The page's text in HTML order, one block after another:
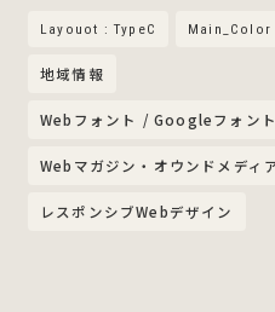
Layouot : TypeC Main_Color
地域情報
Webフォント / Googleフォント
Webマガジン・オウンドメディ
レスポンシブWebデザイン